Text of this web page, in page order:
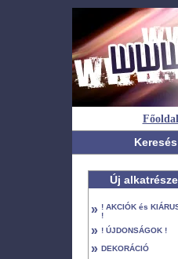
Főoldal
Keresés
Új
» ! AKCIÓK és
!
» ! ÚJDONSÁGOK !
» DEKORÁCIÓ